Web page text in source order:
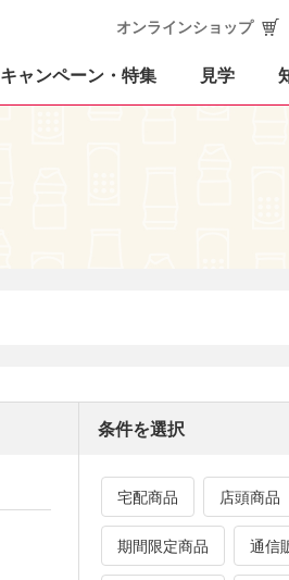
オンラインショップ
キャンペーン・特集 見学
条件を選択
宅配商品 店頭商品
期間限定商品 通信